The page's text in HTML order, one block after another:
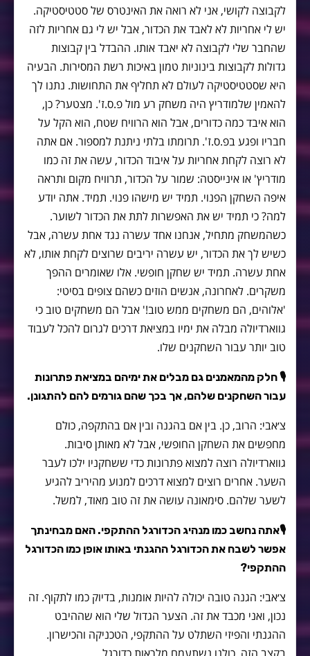
לקבוצה לקושי, אני לא רואה את האינטרס של סטטיסטיקה.
יש לי אחריות לא לאבד את הכדור, אבל יש לי גם אחריות לזה
שהחבר שלי לקבוצה לא יאבד אותו. ההבדל בין קבוצות
גדולות לקבוצות בינוניות טמון באיכות רשת המסירות. הבעיה
היא שסטטיסטיקה לעולם לא תחליף את התחושות. נתנו לך
להאמין שלמודריץ היה משחק רע מול פ.ס.ז'. מצטער? כן,
הוא איבד כמה כדורים, אבל הוא הרוויח שטח, הוא הקל על
חבריו ופגע בפ.ס.ז'. תרומתו בלתי ניתנת למספור. אם אתה
לא רוצה לקחת אחריות על איבוד הכדור, עשה את זה כמו
מודריץ' או אינייסטה: שמור על הכדור, תרוויח מקום ותראה
איפה השחקן הפנוי. תמיד יש מישהו פנוי. תמיד. אתה יודע
למה? כי תמיד יש את האפשרות לתת את הכדור לשוער.
כשהמשחק מתחיל, אנחנו אחד עשרה נגד אחת עשרה, אבל
כשיש לך את הכדור, יש עשרה יריבים שרוצים לקחת אותו, לא
אחת עשרה. תמיד יש שחקן חופשי. אלו שאומרים ההפך
משקרים. לאחרונה, אנשים הוזים כשהם צופים בסיטי:
'אלוהים, הם משחקים ממש טוב!' אבל הם משחקים טוב כי
גווארדיולה מבלה את ימיו במציאת דרכים לגרום להכל לעבוד
טוב יותר עבור השחקנים שלו.
🎙 חלק מהמאמנים גם מבלים את ימיהם במציאת פתרונות
עבור השחקנים שלהם, אך בכך שהם גורמים להם להתגונן.
צ׳אבי: הרוב, כן. בין אם בהגנה ובין אם בהתקפה, כולם
מחפשים את השחקן החופשי, אבל לא מאותן סיבות.
גווארדיולה רוצה למצוא פתרונות כדי ששחקניו ילכו לעבר
השער. אחרים רוצים למצוא דרכים למנוע מהיריב להגיע
לשער שלהם. סימאונה עושה את זה טוב מאוד, למשל.
🎙אתה נחשב כמו מנהיג הכדורגל ההתקפי. האם מבחינתך
אפשר לשבח את הכדורגל ההגנתי באותו אופן כמו הכדורגל
ההתקפי?
צ׳אבי: הגנה טובה יכולה להיות אומנות, בדיוק כמו לתקוף. זה
נכון, ואני מכבד את זה. הצער הגדול שלי הוא שההיבט
ההגנתי והפיזי השתלט על ההתקפי, הטכניקה והכישרון.
בקצב הזה, כולנו נשתעמם מלראות כדורגל.